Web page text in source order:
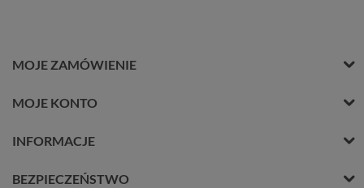
MOJE ZAMÓWIENIE
MOJE KONTO
INFORMACJE
BEZPIECZEŃSTWO